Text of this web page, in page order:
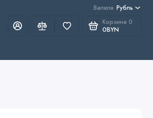
Валюта Рубль
Корзина 0
0BYN